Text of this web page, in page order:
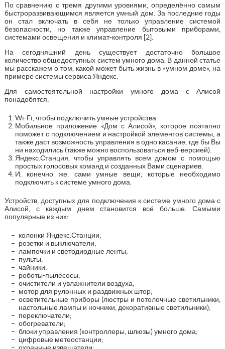
По сравнению с тремя другими уровнями, определённо самым
быстроразвивающимся является умный дом. За последние годы
он стал включать в себя не только управление системой
безопасности, но также управление бытовыми приборами,
системами освещения и климат-контроля [2].
На сегодняшний день существует достаточно большое
количество общедоступных систем умного дома. В данной статье
мы расскажем о том, какой может быть жизнь в «умном доме», на
примере системы сервиса Яндекс.
Для самостоятельной настройки умного дома с Алисой
понадобятся:
Wi-Fi, чтобы подключить умные устройства.
Мобильное приложение «Дом с Алисой», которое поэтапно
поможет с подключением и настройкой элементов системы, а
также даст возможность управления в одно касание, где бы Вы
ни находились (также можно воспользоваться веб-версией).
Яндекс.Станция, чтобы управлять всем домом с помощью
простых голосовых команд и созданных Вами сценариев.
И, конечно же, сами умные вещи, которые необходимо
подключить к системе умного дома.
Устройств, доступных для подключения к системе умного дома с
Алисой, с каждым днем становится всё больше. Самыми
популярные из них:
колонки Яндекс.Станции;
розетки и выключатели;
лампочки и светодиодные ленты;
пульты;
чайники;
роботы-пылесосы;
очистители и увлажнители воздуха;
мотор для рулонных и раздвижных штор;
осветительные приборы (люстры и потолочные светильники,
настольные лампы и ночники, декоративные светильники);
переключатели;
обогреватели;
блоки управления (контроллеры, шлюзы) умного дома;
цифровые метеостанции;
охранные извещатели;